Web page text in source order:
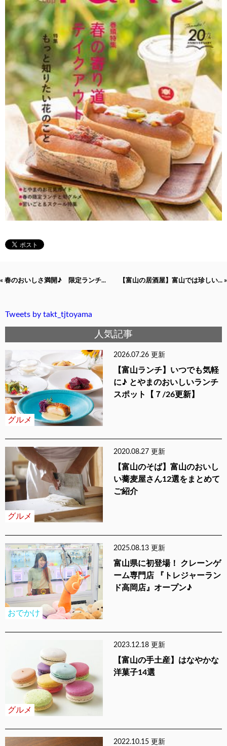
« 春のおいしさ満開♪ 限定ランチ... 【富山の居酒屋】富山では珍しい... »
Tweets by takt_tjtoyama
人気記事
グルメ
2026.07.26 更新
【富山ランチ】いつでも気軽
に♪ とやまのおいしいランチ
スポット【７/26更新】
グルメ
2020.08.27 更新
【富山のそば】富山のおいし
い蕎麦屋さん12選をまとめて
ご紹介
おでかけ
2025.08.13 更新
富山県に初登場！ クレーンゲ
ーム専門店 『トレジャーラン
ド高岡店』オープン♪
グルメ
2023.12.18 更新
【富山の手土産】はなやかな
洋菓子14選
2022.10.15 更新